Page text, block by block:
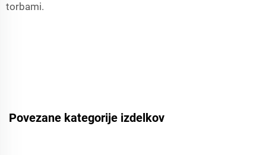
torbami.
Povezane kategorije izdelkov